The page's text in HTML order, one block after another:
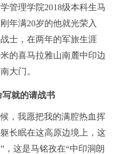
管理学院2018级本科生马
年满20岁的他就光荣入
士，在两年的军旅生涯
米的喜马拉雅山南麓中印边
大门。
就的请战书
，我愿把我的满腔热血挥
长眠在这高原边境上，这
，这是马铭孜在“中印洞朗